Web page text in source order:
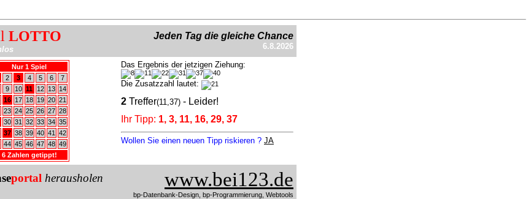
LOTTO Jeden Tag die gleiche Chance
6.8.2026
Nur 1 Spiel
2 3 4 5 6
7
9 10 11 12 13
14
16 17 18 19 20 21
23 24 25 26 27 28
30 31 32 33 34 35
37 38 39 40 41
42
44 45 46 47 48 49
6 Zahlen getippt!
Das Ergebnis der jetzigen Ziehung:
Die Zusatzzahl lautet:
2 Treffer(11,37) - Leider!
Ihr Tipp: 1, 3, 11, 16, 29, 37
Wollen Sie einen neuen Tipp riskieren ? JA
portal herausholen www.bei123.de
bp-Datenbank-Design, bp-Programmierung, Webtools